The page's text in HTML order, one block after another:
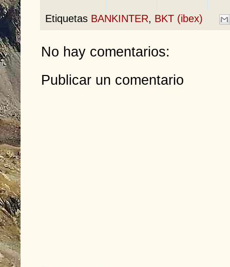
Etiquetas BANKINTER, BKT (ibex)
No hay comentarios:
Publicar un comentario